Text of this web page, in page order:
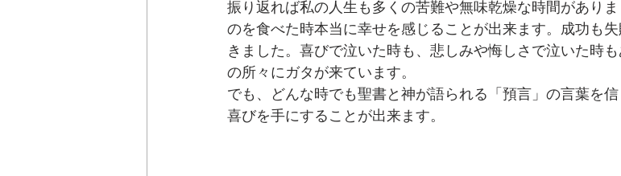
振り返れば私の人生も多くの苦難や無味乾燥な時間があり
のを食べた時本当に幸せを感じることが出来ます。成功も
きました。喜びで泣いた時も、悲しみや悔しさで泣いた時
の所々にガタが来ています。
でも、どんな時でも聖書と神が語られる「預言」の言葉を
喜びを手にすることが出来ます。